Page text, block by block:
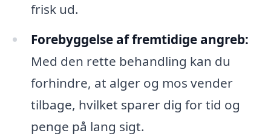
frisk ud.
Forebyggelse af fremtidige angreb:
Med den rette behandling kan du
forhindre, at alger og mos vender
tilbage, hvilket sparer dig for tid og
penge på lang sigt.